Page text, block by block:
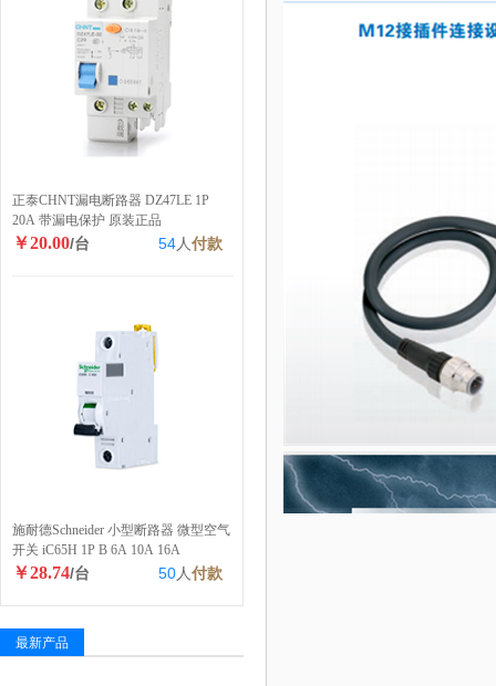
正泰CHNT漏电断路器 DZ47LE 1P
20A 带漏电保护 原装正品
￥20.00/台 54人付款
施耐德Schneider 小型断路器 微型空气
开关 iC65H 1P B 6A 10A 16A
￥28.74/台 50人付款
最新产品